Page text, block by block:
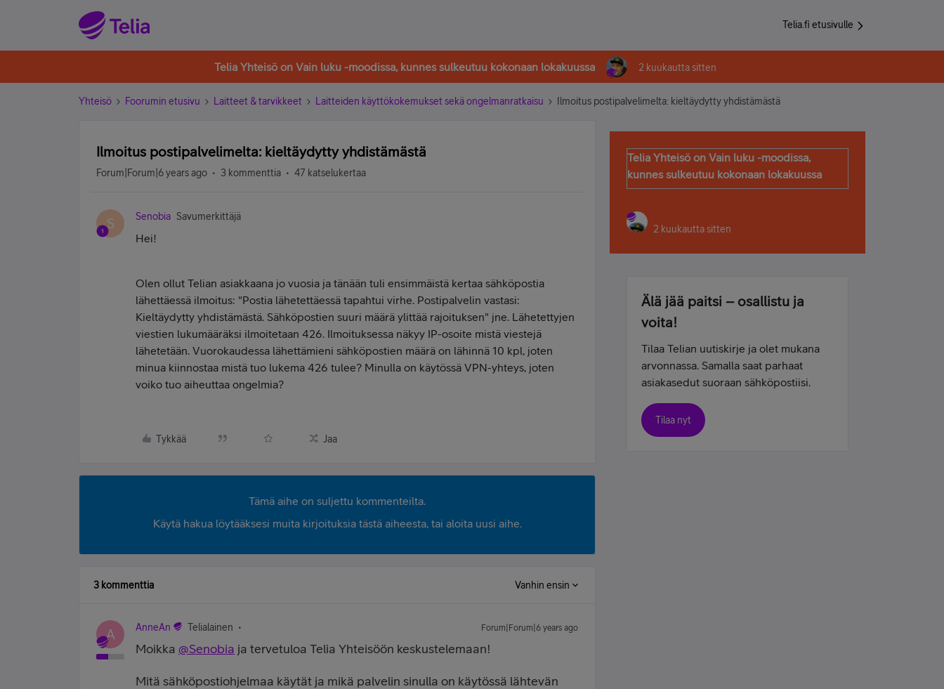
Telia.fi etusivulle
Telia Yhteisö on Vain luku -moodissa, kunnes sulkeutuu kokonaan lokakuussa 2 kuukautta sitten
Yhteisö Foorumin etusivu Laitteet & tarvikkeet Laitteiden käyttökokemukset sekä ongelmanratkaisu Ilmoitus postipalvelimelta: kieltäydytty yhdistämästä
Ilmoitus postipalvelimelta: kieltäydytty yhdistämästä
Forum|Forum|6 years ago 3 kommenttia 47 katselukertaa
S Senobia Savumerkittäjä
Hei!
Olen ollut Telian asiakkaana jo vuosia ja tänään tuli ensimmäistä kertaa sähköpostia
lähettäessä ilmoitus: "Postia lähetettäessä tapahtui virhe. Postipalvelin vastasi:
Kieltäydytty yhdistämästä. Sähköpostien suuri määrä ylittää rajoituksen" jne. Lähetettyjen
viestien lukumääräksi ilmoitetaan 426. Ilmoituksessa näkyy IP-osoite mistä viestejä
lähetetään. Vuorokaudessa lähettämieni sähköpostien määrä on lähinnä 10 kpl, joten
minua kiinnostaa mistä tuo lukema 426 tulee? Minulla on käytössä VPN-yhteys, joten
voiko tuo aiheuttaa ongelmia?
Tykkää Jaa
Tämä aihe on suljettu kommenteilta.
Käytä hakua löytääksesi muita kirjoituksia tästä aiheesta, tai aloita uusi aihe.
3 kommenttia Vanhin ensin
A AnneAn Telialainen Forum|Forum|6 years ago
Moikka @Senobia ja tervetuloa Telia Yhteisöön keskustelemaan!
Mitä sähköpostiohjelmaa käytät ja mikä palvelin sinulla on käytössä lähtevän
Telia Yhteisö on Vain luku -moodissa,
kunnes sulkeutuu kokonaan lokakuussa
2 kuukautta sitten
Älä jää paitsi – osallistu ja
voita!
Tilaa Telian uutiskirje ja olet mukana
arvonnassa. Samalla saat parhaat
asiakasedut suoraan sähköpostiisi.
Tilaa nyt